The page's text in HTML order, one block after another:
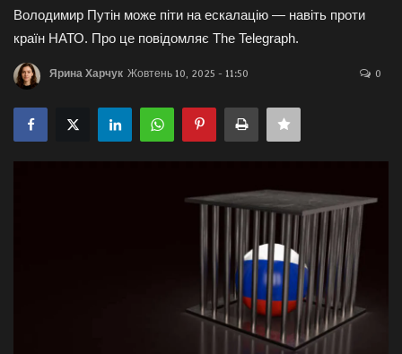
Правила для блогерів
Суспільство
Галерея
Володимир Путін може піти на ескалацію — навіть проти
країн НАТО. Про це повідомляє The Telegraph.
Ярина Харчук Жовтень 10, 2025 - 11:50 0